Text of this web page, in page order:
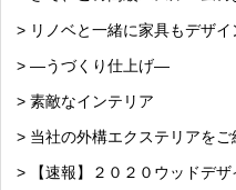
> リノベと一緒に家具もデザイ
> —うづくり仕上げ—
> 素敵なインテリア
> 当社の外構エクステリアをご
> 【速報】２０２０ウッドデ